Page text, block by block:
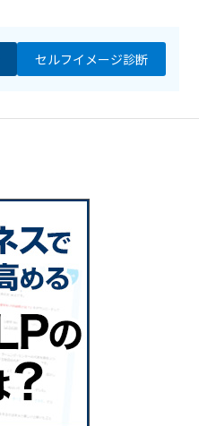
セルフイメージ診断